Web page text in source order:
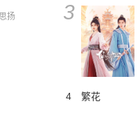
3
4 繁花
扬